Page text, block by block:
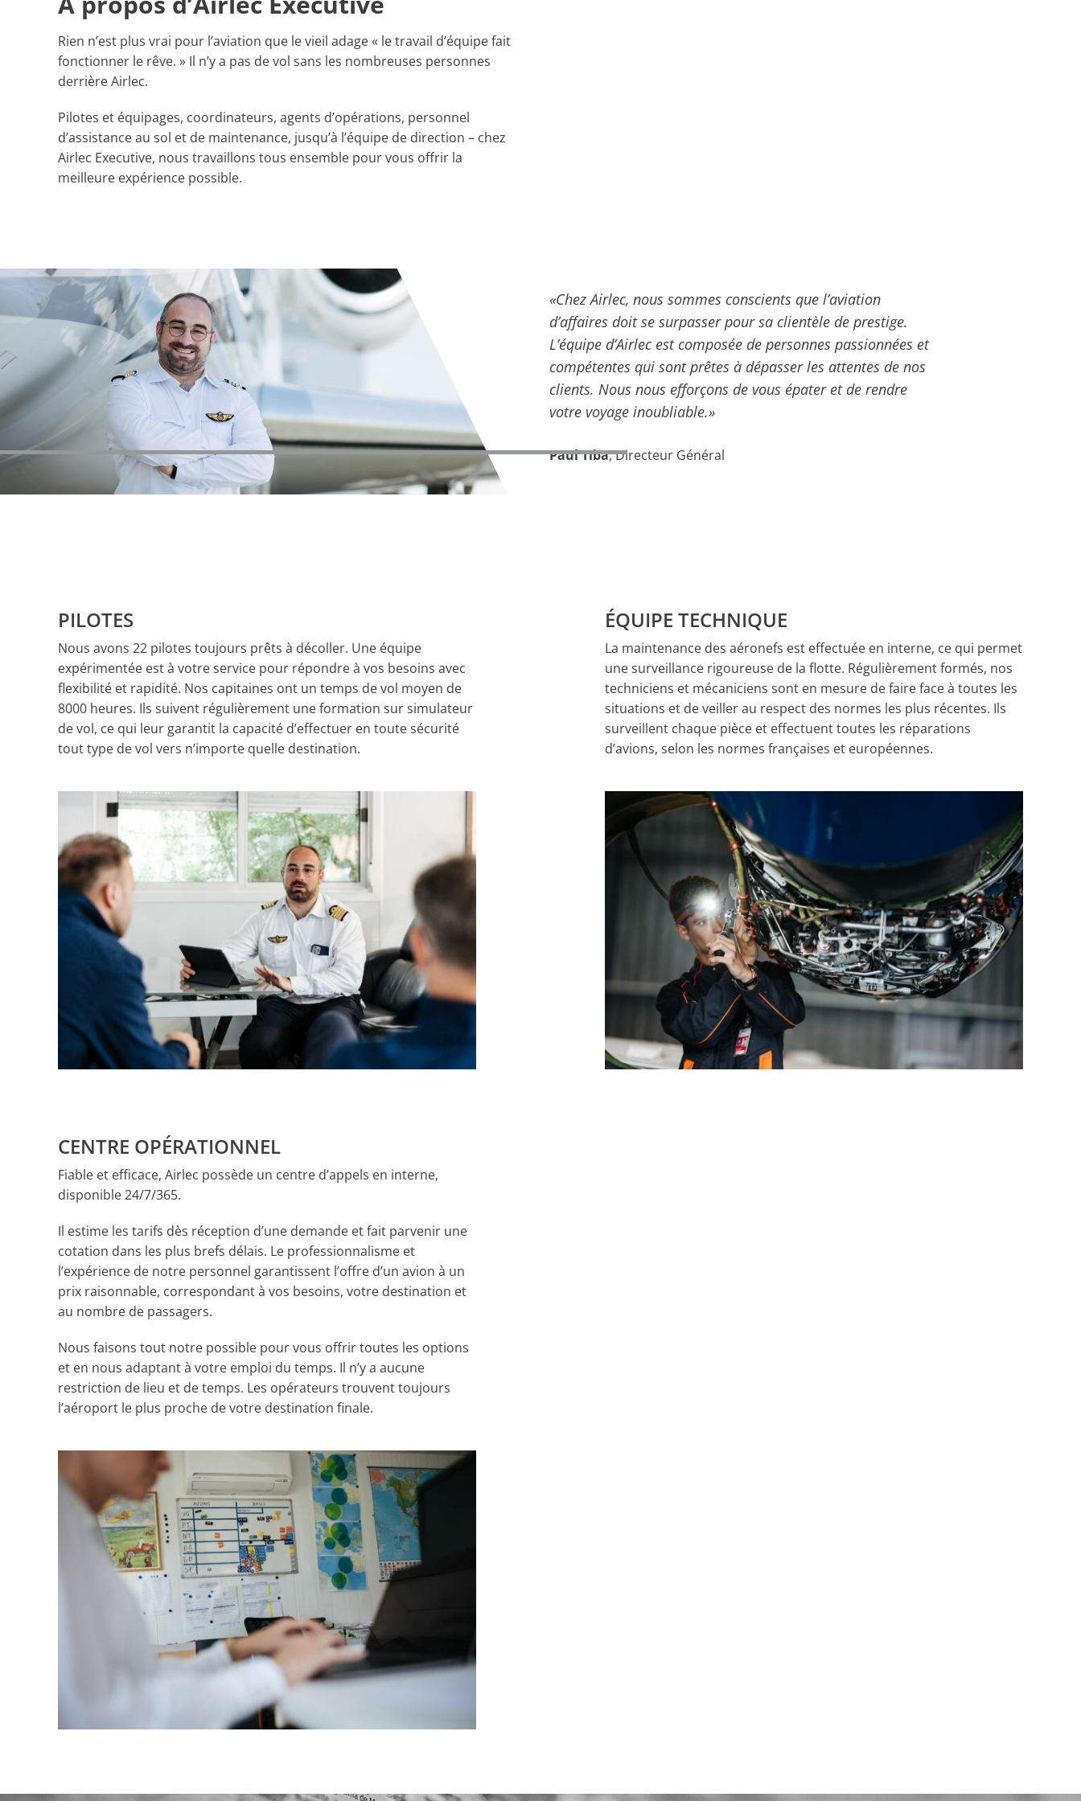
Rien n’est plus vrai pour l’aviation que le vieil adage « le travail d’équipe fait
fonctionner le rêve. » Il n’y a pas de vol sans les nombreuses personnes
derrière Airlec.
Pilotes et équipages, coordinateurs, agents d’opérations, personnel
d’assistance au sol et de maintenance, jusqu’à l’équipe de direction – chez
Airlec Executive, nous travaillons tous ensemble pour vous offrir la
meilleure expérience possible.
«Chez Airlec, nous sommes conscients que l’aviation
d’affaires doit se surpasser pour sa clientèle de prestige.
L’équipe d’Airlec est composée de personnes passionnées et
compétentes qui sont prêtes à dépasser les attentes de nos
clients. Nous nous efforçons de vous épater et de rendre
votre voyage inoubliable.»
Paul Tiba, Directeur Général
PILOTES
Nous avons 22 pilotes toujours prêts à décoller. Une équipe
expérimentée est à votre service pour répondre à vos besoins avec
flexibilité et rapidité. Nos capitaines ont un temps de vol moyen de
8000 heures. Ils suivent régulièrement une formation sur simulateur
de vol, ce qui leur garantit la capacité d’effectuer en toute sécurité
tout type de vol vers n’importe quelle destination.
ÉQUIPE TECHNIQUE
La maintenance des aéronefs est effectuée en interne, ce qui permet
une surveillance rigoureuse de la flotte. Régulièrement formés, nos
techniciens et mécaniciens sont en mesure de faire face à toutes les
situations et de veiller au respect des normes les plus récentes. Ils
surveillent chaque pièce et effectuent toutes les réparations
d’avions, selon les normes françaises et européennes.
CENTRE OPÉRATIONNEL
Fiable et efficace, Airlec possède un centre d’appels en interne,
disponible 24/7/365.
Il estime les tarifs dès réception d’une demande et fait parvenir une
cotation dans les plus brefs délais. Le professionnalisme et
l’expérience de notre personnel garantissent l’offre d’un avion à un
prix raisonnable, correspondant à vos besoins, votre destination et
au nombre de passagers.
Nous faisons tout notre possible pour vous offrir toutes les options
et en nous adaptant à votre emploi du temps. Il n’y a aucune
restriction de lieu et de temps. Les opérateurs trouvent toujours
l’aéroport le plus proche de votre destination finale.